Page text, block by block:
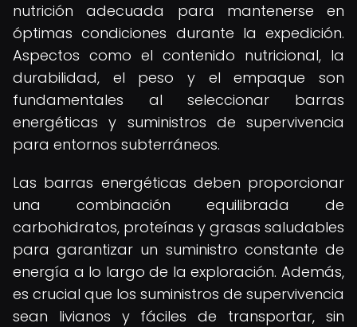
nutrición adecuada para mantenerse en
óptimas condiciones durante la expedición.
Aspectos como el contenido nutricional, la
durabilidad, el peso y el empaque son
fundamentales al seleccionar barras
energéticas y suministros de supervivencia
para entornos subterráneos.
Las barras energéticas deben proporcionar
una combinación equilibrada de
carbohidratos, proteínas y grasas saludables
para garantizar un suministro constante de
energía a lo largo de la exploración. Además,
es crucial que los suministros de supervivencia
sean livianos y fáciles de transportar, sin